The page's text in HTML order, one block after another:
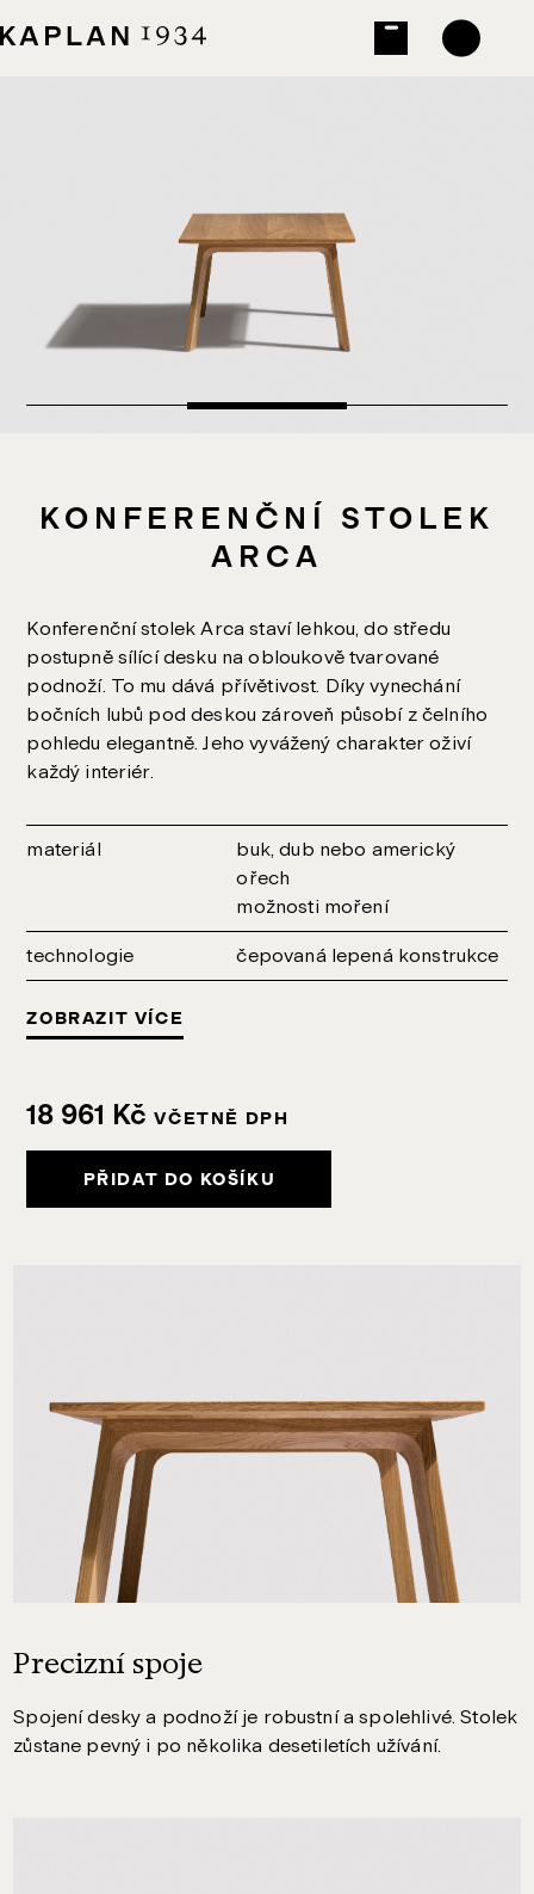
KONFERENČNÍ STOLEK
ARCA
Konferenční stolek Arca staví lehkou, do středu
postupně sílící desku na obloukově tvarované
podnoží. To mu dává přívětivost. Díky vynechání
bočních lubů pod deskou zároveň působí z čelního
pohledu elegantně. Jeho vyvážený charakter oživí
každý interiér.
materiál
buk, dub nebo americký
ořech
možnosti moření
technologie čepovaná lepená konstrukce
ZOBRAZIT VÍCE
18 961 KčVČETNĚ DPH
PŘIDAT DO KOŠÍKU
Precizní spoje
Spojení desky a podnoží je robustní a spolehlivé. Stolek
zůstane pevný i po několika desetiletích užívání.